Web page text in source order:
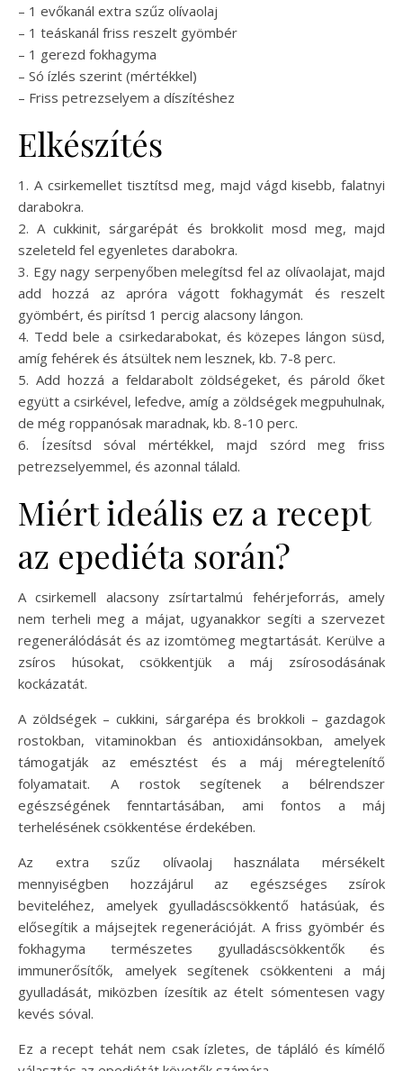
– 1 evőkanál extra szűz olívaolaj
– 1 teáskanál friss reszelt gyömbér
– 1 gerezd fokhagyma
– Só ízlés szerint (mértékkel)
– Friss petrezselyem a díszítéshez
Elkészítés
1. A csirkemellet tisztítsd meg, majd vágd kisebb, falatnyi
darabokra.
2. A cukkinit, sárgarépát és brokkolit mosd meg, majd
szeleteld fel egyenletes darabokra.
3. Egy nagy serpenyőben melegítsd fel az olívaolajat, majd
add hozzá az apróra vágott fokhagymát és reszelt
gyömbért, és pirítsd 1 percig alacsony lángon.
4. Tedd bele a csirkedarabokat, és közepes lángon süsd,
amíg fehérek és átsültek nem lesznek, kb. 7-8 perc.
5. Add hozzá a feldarabolt zöldségeket, és párold őket
együtt a csirkével, lefedve, amíg a zöldségek megpuhulnak,
de még roppanósak maradnak, kb. 8-10 perc.
6. Ízesítsd sóval mértékkel, majd szórd meg friss
petrezselyemmel, és azonnal tálald.
Miért ideális ez a recept
az epediéta során?
A csirkemell alacsony zsírtartalmú fehérjeforrás, amely
nem terheli meg a májat, ugyanakkor segíti a szervezet
regenerálódását és az izomtömeg megtartását. Kerülve a
zsíros húsokat, csökkentjük a máj zsírosodásának
kockázatát.
A zöldségek – cukkini, sárgarépa és brokkoli – gazdagok
rostokban, vitaminokban és antioxidánsokban, amelyek
támogatják az emésztést és a máj méregtelenítő
folyamatait. A rostok segítenek a bélrendszer
egészségének fenntartásában, ami fontos a máj
terhelésének csökkentése érdekében.
Az extra szűz olívaolaj használata mérsékelt
mennyiségben hozzájárul az egészséges zsírok
beviteléhez, amelyek gyulladáscsökkentő hatásúak, és
elősegítik a májsejtek regenerációját. A friss gyömbér és
fokhagyma természetes gyulladáscsökkentők és
immunerősítők, amelyek segítenek csökkenteni a máj
gyulladását, miközben ízesítik az ételt sómentesen vagy
kevés sóval.
Ez a recept tehát nem csak ízletes, de tápláló és kímélő